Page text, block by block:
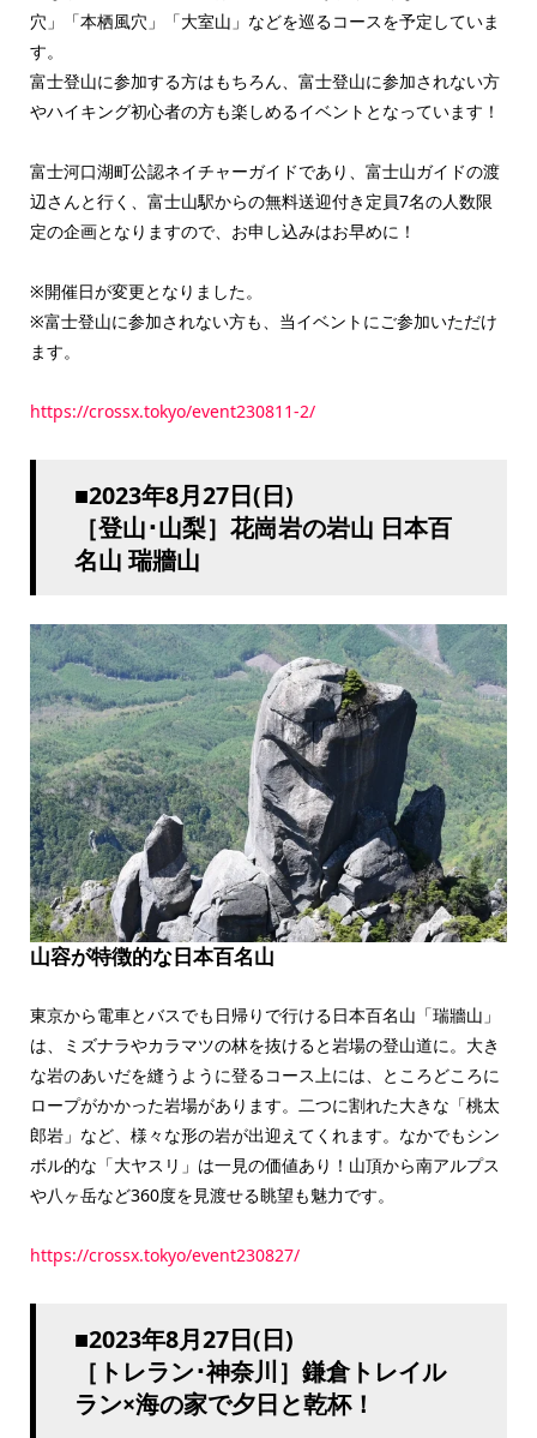
穴」「本栖風穴」「大室山」などを巡るコースを予定していま
す。
富士登山に参加する方はもちろん、富士登山に参加されない方
やハイキング初心者の方も楽しめるイベントとなっています！
富士河口湖町公認ネイチャーガイドであり、富士山ガイドの渡
辺さんと行く、富士山駅からの無料送迎付き定員7名の人数限
定の企画となりますので、お申し込みはお早めに！
※開催日が変更となりました。
※富士登山に参加されない方も、当イベントにご参加いただけ
ます。
https://crossx.tokyo/event230811-2/
■2023年8月27日(日)
［登山･山梨］花崗岩の岩山 日本百
名山 瑞牆山
山容が特徴的な日本百名山
東京から電車とバスでも日帰りで行ける日本百名山「瑞牆山」
は、ミズナラやカラマツの林を抜けると岩場の登山道に。大き
な岩のあいだを縫うように登るコース上には、ところどころに
ロープがかかった岩場があります。二つに割れた大きな「桃太
郎岩」など、様々な形の岩が出迎えてくれます。なかでもシン
ボル的な「大ヤスリ」は一見の価値あり！山頂から南アルプス
や八ヶ岳など360度を見渡せる眺望も魅力です。
https://crossx.tokyo/event230827/
■2023年8月27日(日)
［トレラン･神奈川］鎌倉トレイル
ラン×海の家で夕日と乾杯！